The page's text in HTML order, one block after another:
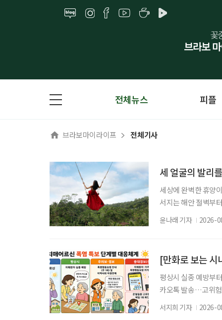
전체뉴스 피플
브라보마이라이프 전체기사
세 얼굴의 발리
세상에 완벽한 휴양
서지는 해안 절벽부
틀대는 우붓의 정
무더위와 장마로
윤나래 기자 2026-
[만화로 보는 시
평상시 실종 예방부
카오톡 발송…고위
됩니다. 평상시에
니다. 특히 새롭게
서지희 기자 2026-